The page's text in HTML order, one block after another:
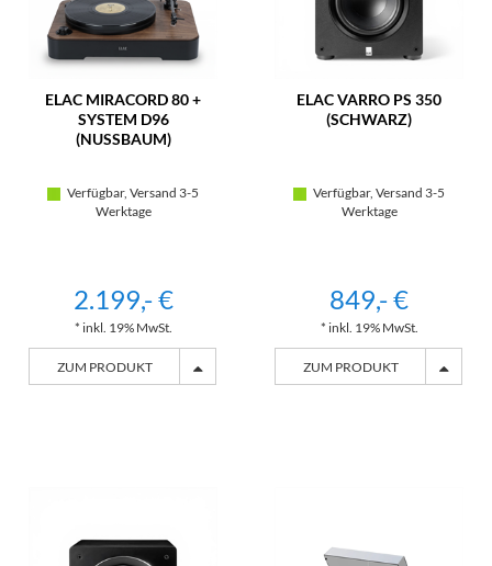
ELAC MIRACORD 80 +
SYSTEM D96
(NUSSBAUM)
Verfügbar, Versand 3-5
Werktage
2.199,- €
* inkl. 19% MwSt.
ZUM PRODUKT
ELAC VARRO PS 350
(SCHWARZ)
Verfügbar, Versand 3-5
Werktage
849,- €
* inkl. 19% MwSt.
ZUM PRODUKT